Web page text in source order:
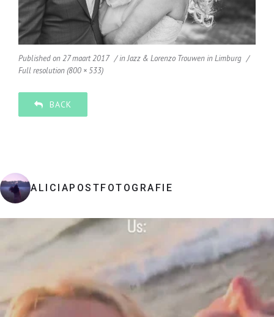
Published on27 maart 2017 inJazz & Lorenzo Trouwen in Limburg
Full resolution (800 × 533)
BACK
ALICIAPOSTFOTOGRAFIE